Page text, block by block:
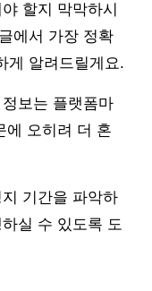
할지 막막하시
에서 가장 정확
게 알려드릴게요.
보는 플랫폼마
에 오히려 더 혼
기간을 파악하
실 수 있도록 도